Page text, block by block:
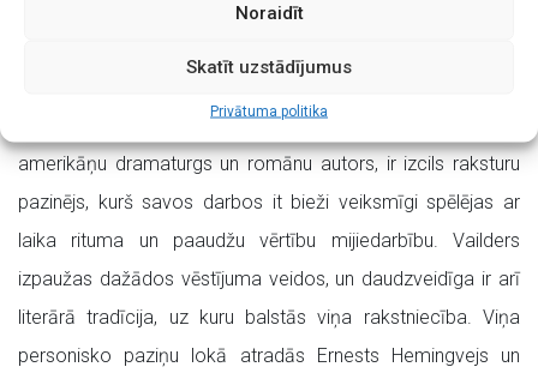
Noraidīt
Skatīt uzstādījumus
Privātuma politika
mazāk, paliek tukšs.” stāsta I.Kalnarāja.
Lugas autors, Torntons Vailders (1897 – 1975), pazīstamais
amerikāņu dramaturgs un romānu autors, ir izcils raksturu
pazinējs, kurš savos darbos it bieži veiksmīgi spēlējas ar
laika rituma un paaudžu vērtību mijiedarbību. Vailders
izpaužas dažādos vēstījuma veidos, un daudzveidīga ir arī
literārā tradīcija, uz kuru balstās viņa rakstniecība. Viņa
personisko paziņu lokā atradās Ernests Hemingvejs un